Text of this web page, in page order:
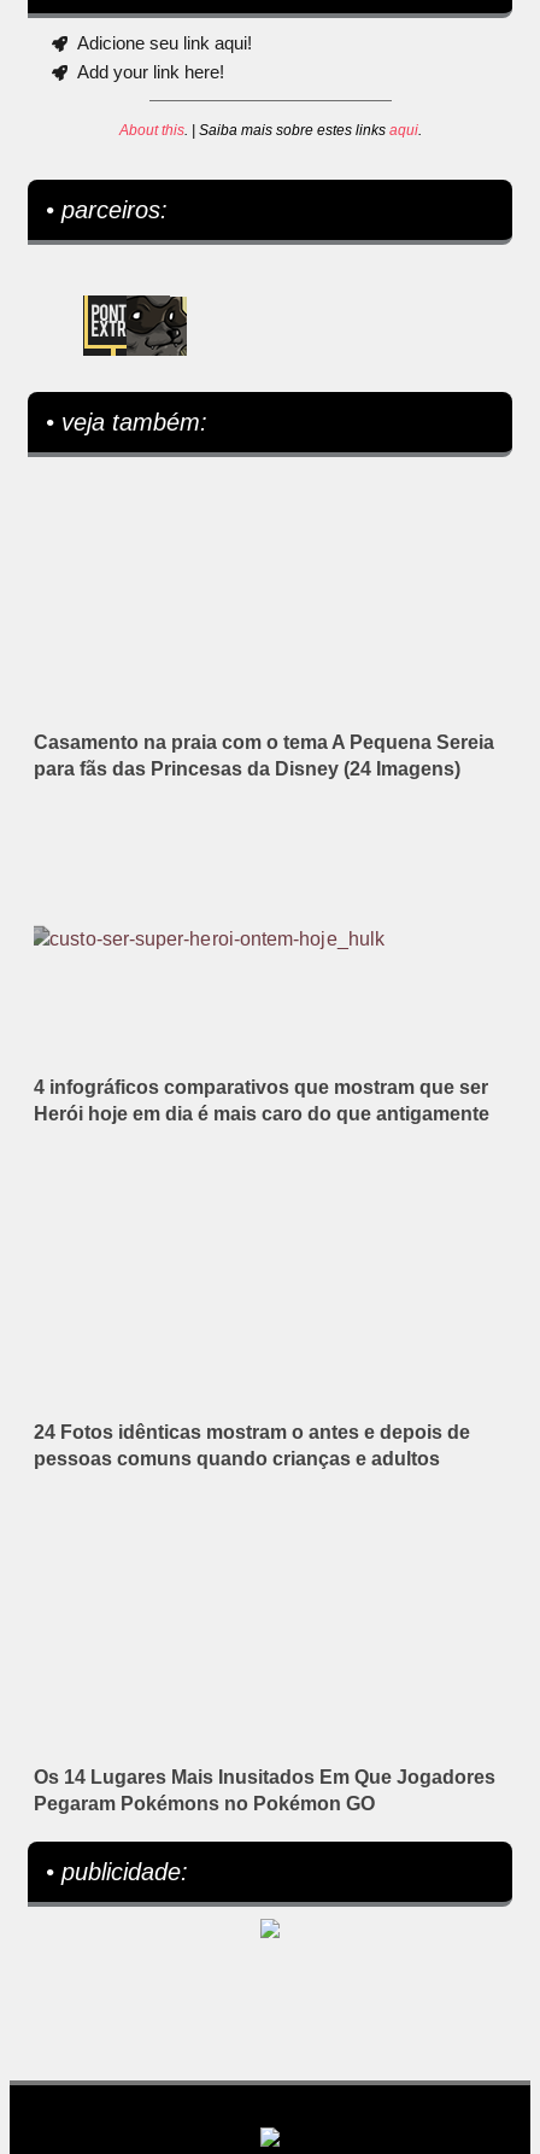
Adicione seu link aqui!
Add your link here!
About this. | Saiba mais sobre estes links aqui.
• parceiros:
• veja também:
Casamento na praia com o tema A Pequena Sereia
para fãs das Princesas da Disney (24 Imagens)
4 infográficos comparativos que mostram que ser
Herói hoje em dia é mais caro do que antigamente
24 Fotos idênticas mostram o antes e depois de
pessoas comuns quando crianças e adultos
Os 14 Lugares Mais Inusitados Em Que Jogadores
Pegaram Pokémons no Pokémon GO
• publicidade: